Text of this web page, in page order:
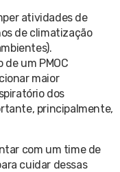
atividades de
de climatização
de um PMOC
maior
dos
principalmente,
com um time de
cuidar dessas